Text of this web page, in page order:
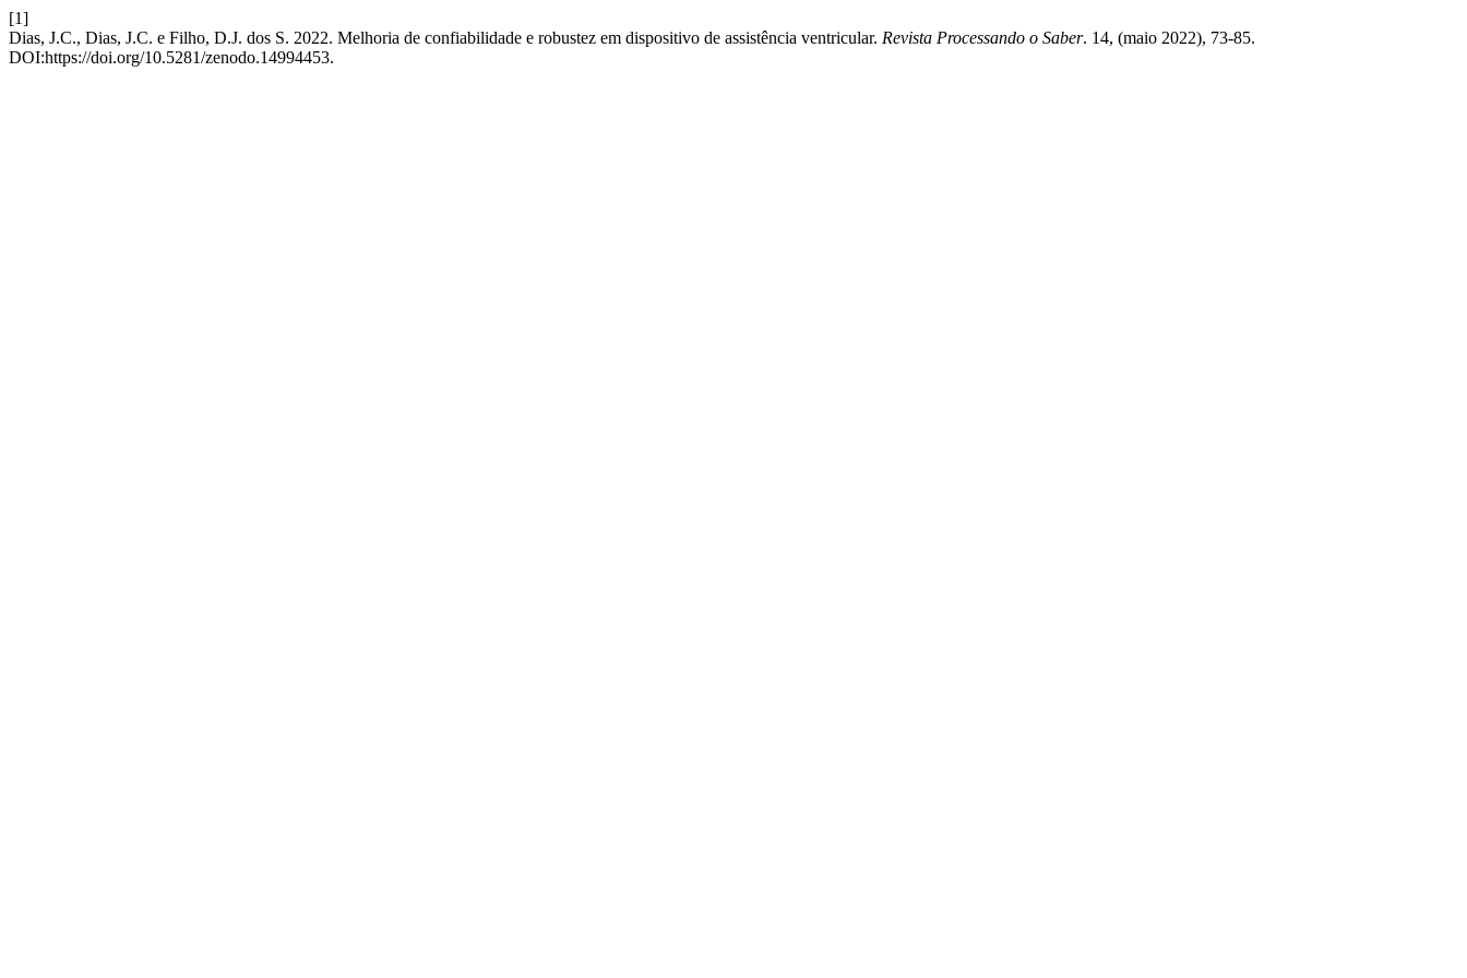
[1]
Dias, J.C., Dias, J.C. e Filho, D.J. dos S. 2022. Melhoria de confiabilidade e robustez em dispositivo de assistência ventricular. Revista Processando o Saber. 14, (maio 2022), 73-85.
DOI:https://doi.org/10.5281/zenodo.14994453.